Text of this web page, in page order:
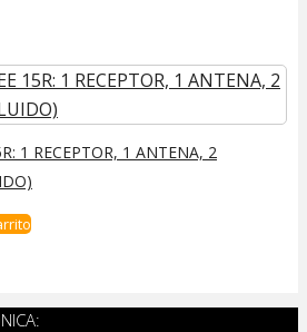
1 RECEPTOR, 1 ANTENA, 2